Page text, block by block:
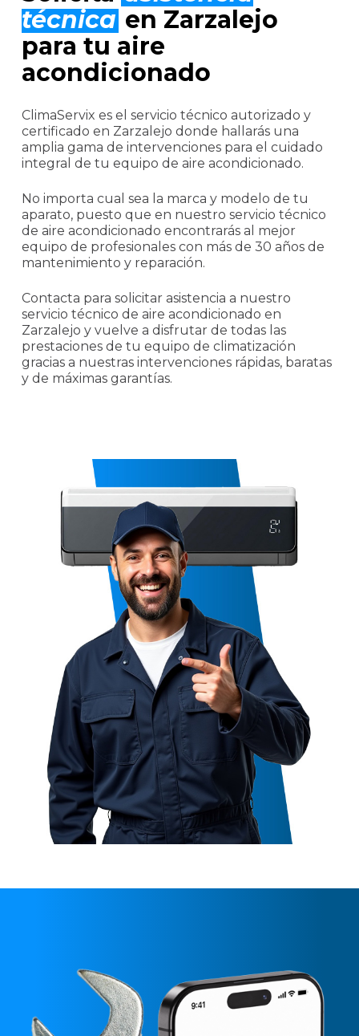
técnica en Zarzalejo
para tu aire
acondicionado
ClimaServix es el servicio técnico autorizado y
certificado en Zarzalejo donde hallarás una
amplia gama de intervenciones para el cuidado
integral de tu equipo de aire acondicionado.
No importa cual sea la marca y modelo de tu
aparato, puesto que en nuestro servicio técnico
de aire acondicionado encontrarás al mejor
equipo de profesionales con más de 30 años de
mantenimiento y reparación.
Contacta para solicitar asistencia a nuestro
servicio técnico de aire acondicionado en
Zarzalejo y vuelve a disfrutar de todas las
prestaciones de tu equipo de climatización
gracias a nuestras intervenciones rápidas, baratas
y de máximas garantías.